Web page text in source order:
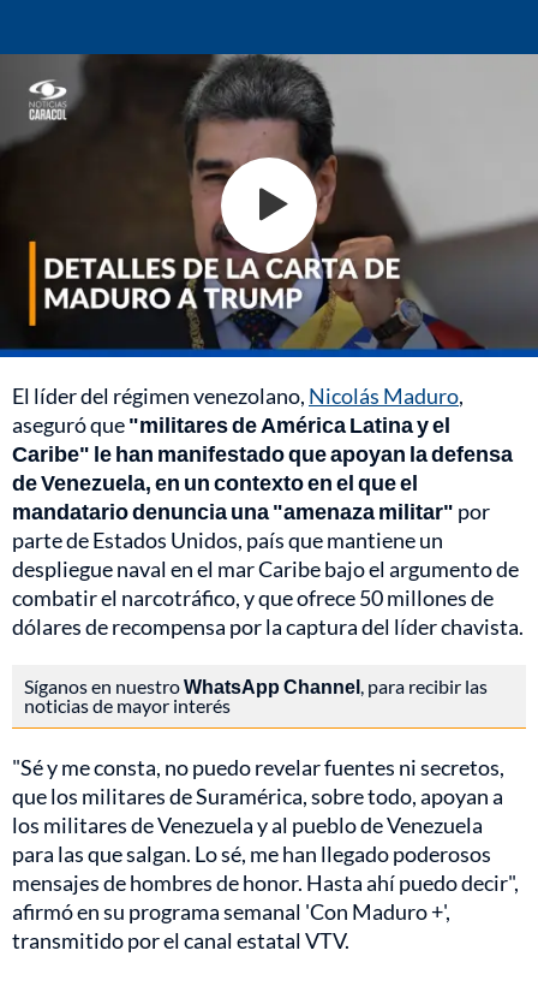
El líder del régimen venezolano, Nicolás Maduro,
aseguró que"militares de América Latina y el
Caribe" le han manifestado que apoyan la defensa
de Venezuela, en un contexto en el que el
mandatario denuncia una "amenaza militar" por
parte de Estados Unidos, país que mantiene un
despliegue naval en el mar Caribe bajo el argumento de
combatir el narcotráfico, y que ofrece 50 millones de
dólares de recompensa por la captura del líder chavista.
Síganos en nuestroWhatsApp Channel , para recibir las
noticias de mayor interés
"Sé y me consta, no puedo revelar fuentes ni secretos,
que los militares de Suramérica, sobre todo, apoyan a
los militares de Venezuela y al pueblo de Venezuela
para las que salgan. Lo sé, me han llegado poderosos
mensajes de hombres de honor. Hasta ahí puedo decir",
afirmó en su programa semanal 'Con Maduro +',
transmitido por el canal estatal VTV.